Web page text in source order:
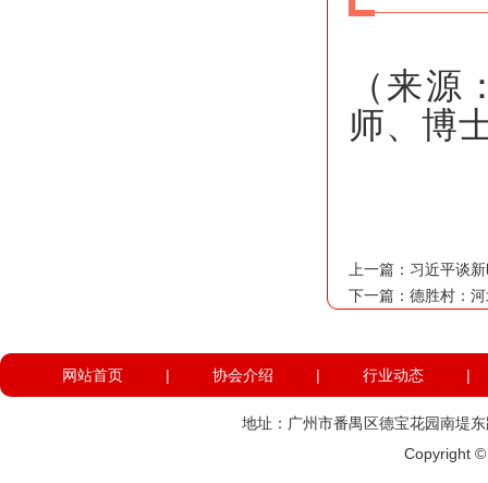
（来
师、博
上一篇： 习近平谈
下一篇： 德胜村：
网站首页 | 协会介绍 | 行业动态 |
地址：广州市番禺区德宝花园南
Copyright